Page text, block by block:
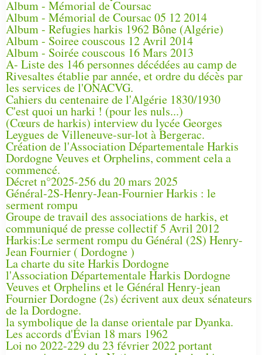
Album - Mémorial de Coursac
Album - Mémorial de Coursac 05 12 2014
Album - Refugies harkis 1962 Bône (Algérie)
Album - Soiree couscous 12 Avril 2014
Album - Soirée couscous 16 Mars 2013
A- Liste des 146 personnes décédées au camp de
Rivesaltes établie par année, et ordre du décès par
les services de l'ONACVG.
Cahiers du centenaire de l'Algérie 1830/1930
C'est quoi un harki ! (pour les nuls...)
(Cœurs de harkis) interview du lycée Georges
Leygues de Villeneuve-sur-lot à Bergerac.
Création de l'Association Départementale Harkis
Dordogne Veuves et Orphelins, comment cela a
commencé.
Décret n°2025-256 du 20 mars 2025
Général-2S-Henry-Jean-Fournier Harkis : le
serment rompu
Groupe de travail des associations de harkis, et
communiqué de presse collectif 5 Avril 2012
Harkis:Le serment rompu du Général (2S) Henry-
Jean Fournier ( Dordogne )
La charte du site Harkis Dordogne
l'Association Départementale Harkis Dordogne
Veuves et Orphelins et le Général Henry-jean
Fournier Dordogne (2s) écrivent aux deux sénateurs
de la Dordogne.
la symbolique de la danse orientale par Dyanka.
Les accords d'Évian 18 mars 1962
Loi no 2022-229 du 23 février 2022 portant